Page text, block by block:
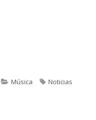
Categorías
Música Etiquetas
Noticias